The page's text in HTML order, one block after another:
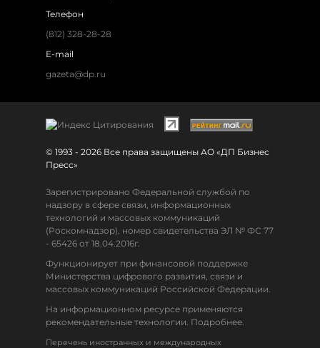
Телефон
(812) 328-28-28
E-mail
gazeta@dp.ru
© 1993 - 2026 Все права защищены АО «ДП Бизнес
Пресс»
Зарегистрировано Федеральной службой по
надзору в сфере связи, информационных
технологий и массовых коммуникаций
(Роскомнадзор), номер свидетельства ЭЛ № ФС 77
- 65426 от 18.04.2016г.
Функционирует при финансовой поддержке
Министерства цифрового развития, связи и
массовых коммуникаций Российской Федерации.
На информационном ресурсе применяются
рекомендательные технологии. Подробнее.
Перечень иностранных и международных